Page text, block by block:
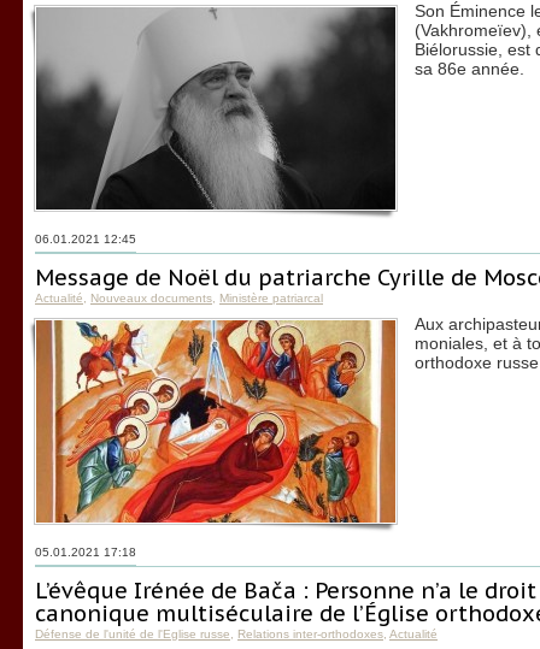
Son Éminence
(Vakhromeïev),
Biélorussie, est
sa 86e année.
06.01.2021 12:45
Message de Noël du patriarche Cyrille de
Actualité Nouveaux documents Ministère patriarcal
Aux
moniales, et à
orthodoxe russe
05.01.2021 17:18
L’évêque Irénée de Bača : Personne n’a le
canonique multiséculaire de l’Église
Défense de l'unité de l'Eglise russe Relations inter-orthodoxes Actualité